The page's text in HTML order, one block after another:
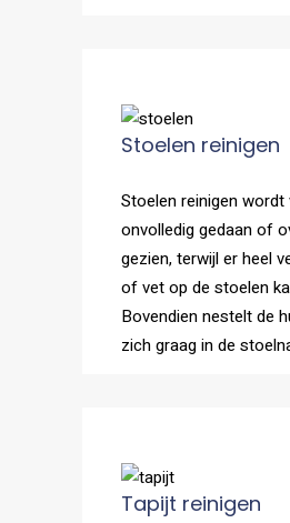
Stoelen reinigen
Stoelen reinigen wordt
onvolledig gedaan of
gezien, terwijl er heel
of vet op de stoelen
Bovendien nestelt de
zich graag in de
Tapijt reinigen